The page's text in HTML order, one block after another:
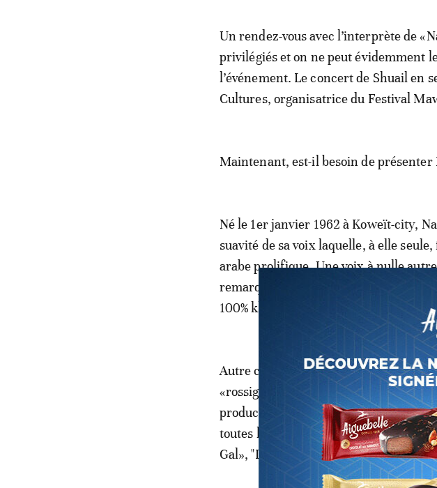
Un rendez-vous avec l’interprète de
privilégiés et on ne peut évidemment
l’événement. Le concert de Shuail en
Cultures, organisatrice du Festival
Maintenant, est-il besoin de présenter
Né le 1er janvier 1962 à Koweït-city,
suavité de sa voix laquelle, à elle
arabe prolifique. Une voix à nulle
remarquables que par la beauté de
100% khalijie.
Autre corde à mettre à l'arc de celui
«rossignol de la chanson khalijie»,
productivité et qualité, tant et si bien
toutes les lèvres, ou presque.
Gal», "Leih Ya Gharam», «Ma